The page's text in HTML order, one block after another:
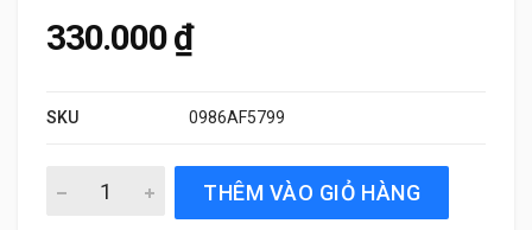
330.000₫
SKU 0986AF5799
Lọc gió điều hòa Bosch 0986AF5799 chính hãng quantity
THÊM VÀO GIỎ HÀNG